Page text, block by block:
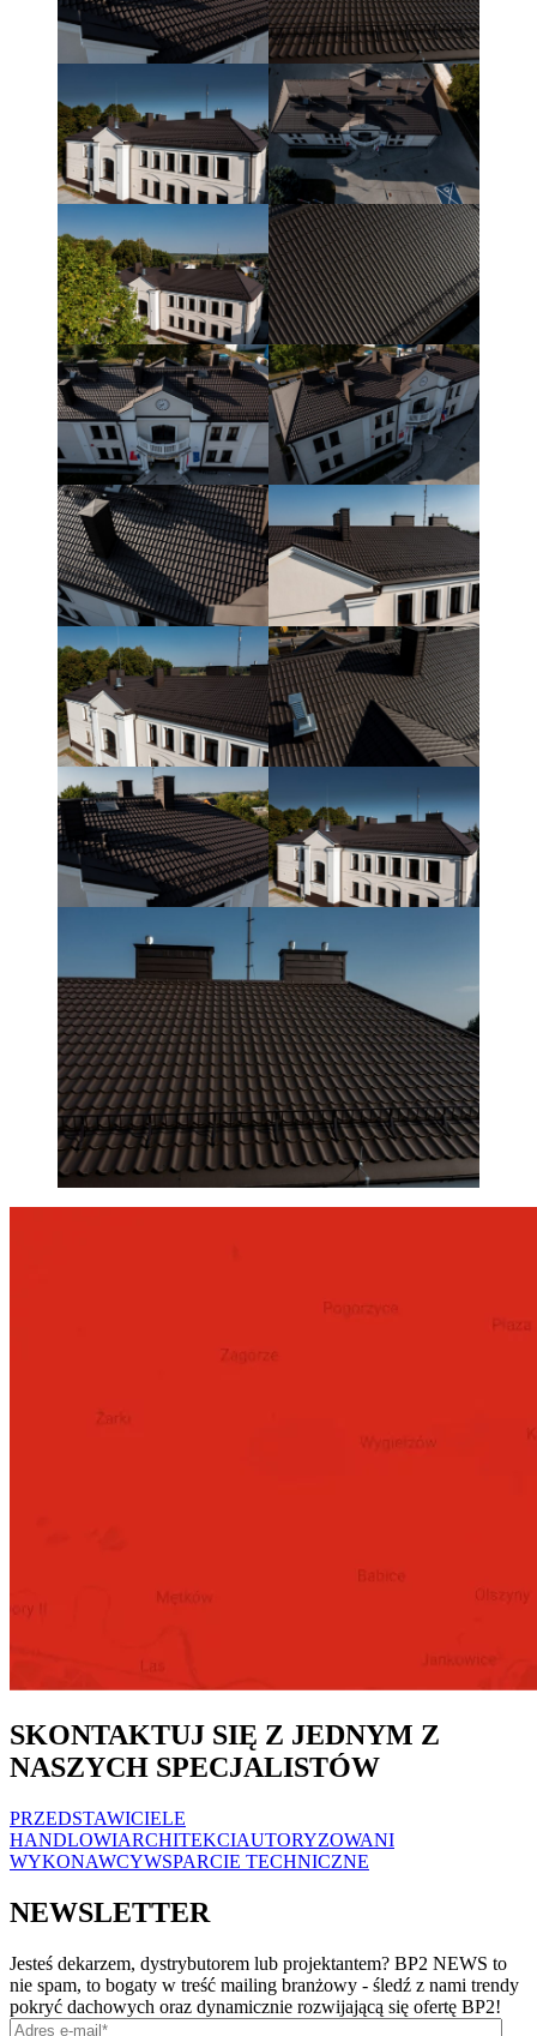
SKONTAKTUJ SIĘ Z JEDNYM Z
NASZYCH SPECJALISTÓW
PRZEDSTAWICIELE
HANDLOWIARCHITEKCIAUTORYZOWANI
WYKONAWCYWSPARCIE TECHNICZNE
NEWSLETTER
Jesteś dekarzem, dystrybutorem lub projektantem? BP2 NEWS to
nie spam, to bogaty w treść mailing branżowy - śledź z nami trendy
pokryć dachowych oraz dynamicznie rozwijającą się ofertę BP2!